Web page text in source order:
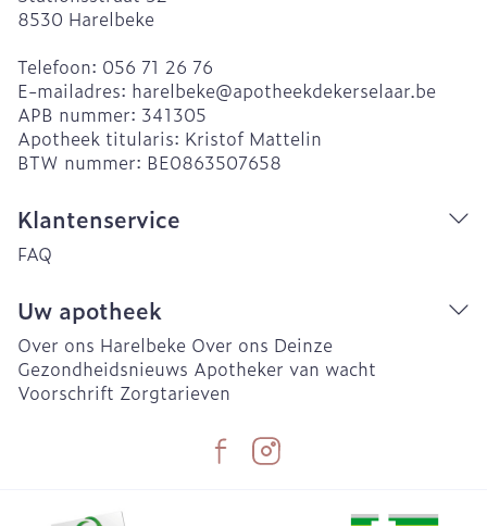
8530 Harelbeke
Telefoon: 056 71 26 76
E-mailadres: harelbeke@apotheekdekerselaar.be
APB nummer: 341305
Apotheek titularis: Kristof Mattelin
BTW nummer: BE0863507658
Klantenservice
FAQ
Uw apotheek
Over ons Harelbeke Over ons Deinze
Gezondheidsnieuws Apotheker van wacht
Voorschrift Zorgtarieven